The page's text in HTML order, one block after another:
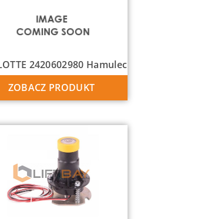
2420602980 Hamulec
ZOBACZ PRODUKT